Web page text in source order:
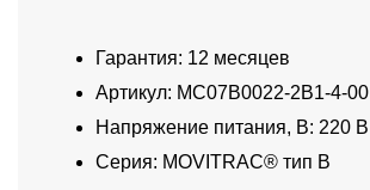
Гарантия: 12 месяцев
Артикул: MC07B0022-2B1-4-00
Напряжение питания, В: 220 В
Серия: MOVITRAC® тип B